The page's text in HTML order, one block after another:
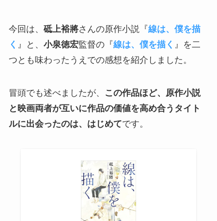
今回は、 砥上裕將さんの原作小説『線は、僕を描
く 』と、 小泉徳宏監督の『線は、僕を描く 』を二
つとも味わったうえでの感想を紹介しました。
冒頭でも述べましたが、
この作品ほど、原作小説
と映画両者が互いに作品の価値を高め合うタイト
ルに出会ったのは、はじめてです。